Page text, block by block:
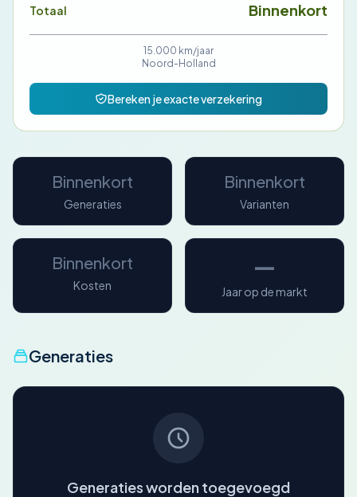
Totaal Binnenkort
15.000 km/jaar
Noord-Holland
Bereken je exacte verzekering
Binnenkort
Generaties
Binnenkort
Varianten
Binnenkort
Kosten
—
Jaar op de markt
Generaties
Generaties worden toegevoegd